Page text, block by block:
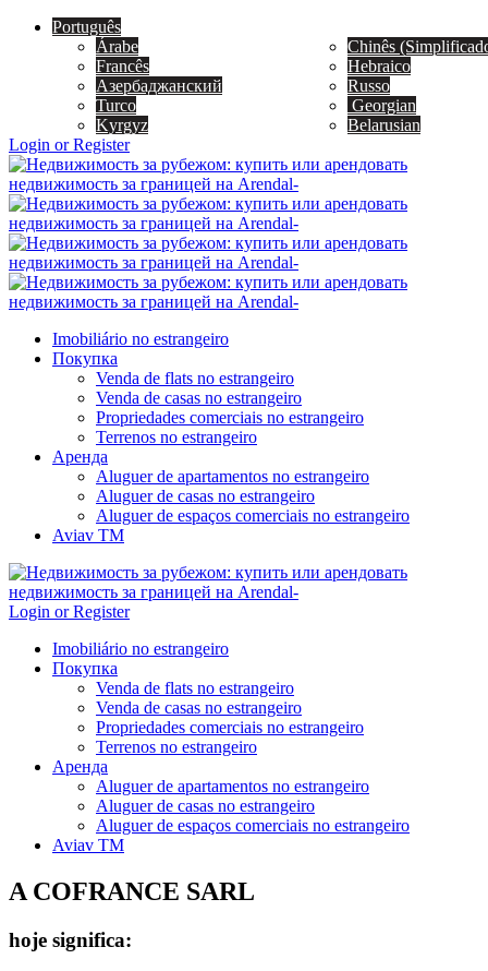
Português
Árabe
Chinês
Francês
Hebraico
Азербаджанский
Russo
Turco
Georgian
Kyrgyz
Belarusian
Login or Register
Imobiliário no estrangeiro
Покупка
Venda de flats no estrangeiro
Venda de casas no estrangeiro
Propriedades comerciais no estrangeiro
Terrenos no estrangeiro
Аренда
Aluguer de apartamentos no estrangeiro
Aluguer de casas no estrangeiro
Aluguer de espaços comerciais no estrangeiro
Aviav TM
Login or Register
Imobiliário no estrangeiro
Покупка
Venda de flats no estrangeiro
Venda de casas no estrangeiro
Propriedades comerciais no estrangeiro
Terrenos no estrangeiro
Аренда
Aluguer de apartamentos no estrangeiro
Aluguer de casas no estrangeiro
Aluguer de espaços comerciais no estrangeiro
Aviav TM
A COFRANCE SARL
hoje significa: